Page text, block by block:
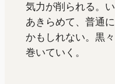
気力が削られる。
あきらめて、普通
かもしれない。黒
巻いていく。